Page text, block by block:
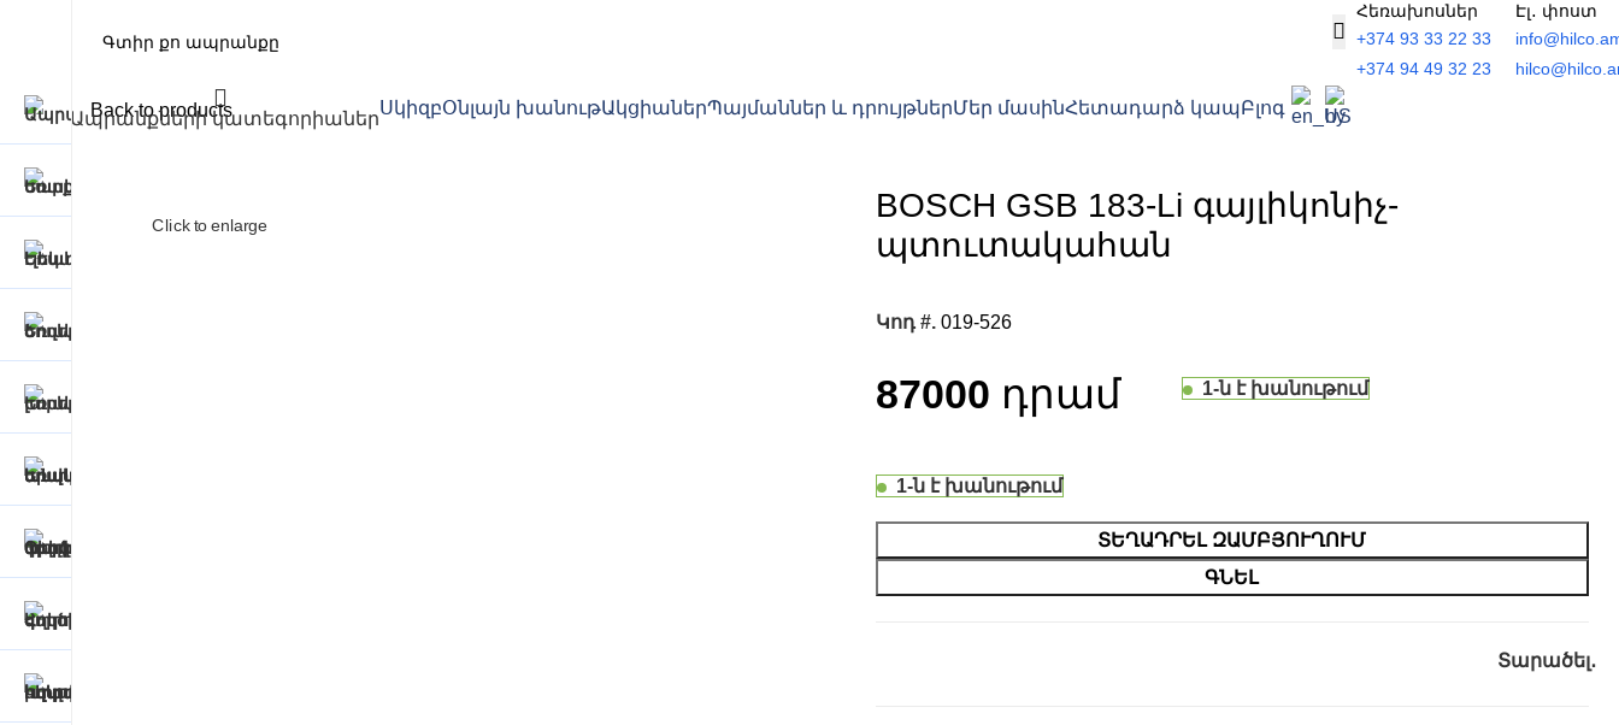
Հեռախոսներ
+374 93 33 22 33
+374 94 49 32 23
Էլ․ փոստ
Ապրանքների կատեգորիաներ
ՍկիզբՕնլայն խանութԱկցիաներՊայմաններ և դրույթներՄեր մասինՀետադարձ կապԲլոգ
Back to products
Click to enlarge
BOSCH GSB 183-Li գայլիկոնիչ-
պտուտակահան
Կոդ #. 019-526
87000 1-ն է խանութում
1-ն է խանութում
ՏԵՂԱԴՐԵԼ ԶԱՄԲՅՈՒՂՈՒՄ
ԳՆԵԼ
Տարածել․